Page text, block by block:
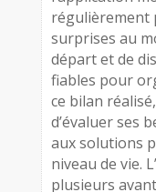
régulièrement
surprises au
départ et de
fiables pour
ce bilan
d’évaluer ses
aux solutions
niveau de vie.
plusieurs